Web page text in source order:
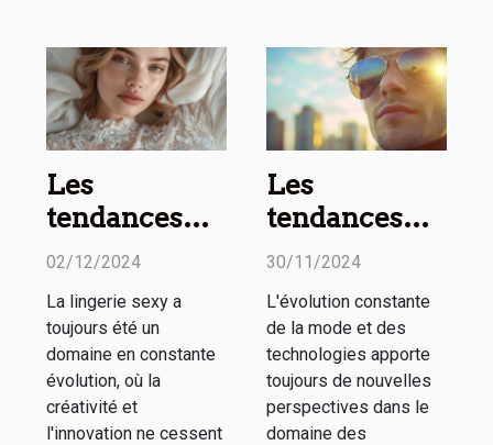
Les
tendances
2023 en
lingerie sexy :
Styles et
nouveautés
02/12/2024
La lingerie sexy a
toujours été un
domaine en constante
évolution, où la
créativité et
l'innovation ne cessent
Les
tendances
actuelles en
montures et
verres
solaires pour
hommes
30/11/2024
L'évolution constante
de la mode et des
technologies apporte
toujours de nouvelles
perspectives dans le
domaine des